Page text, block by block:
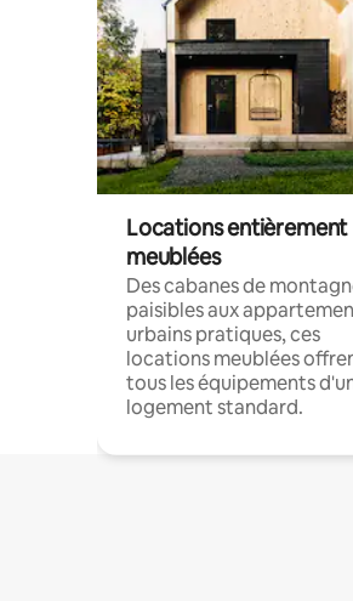
Locations entièrement
meublées
Des cabanes de
paisibles aux
urbains pratiques, ces
locations meublées
tous les équipements
logement standard.